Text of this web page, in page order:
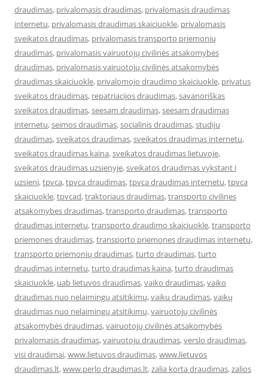
draudimas, privalomasis draudimas, privalomasis draudimas
internetu, privalomasis draudimas skaiciuokle, privalomasis
sveikatos draudimas, privalomasis transporto priemonių
draudimas, privalomasis vairuotojų civilinės atsakomybės
draudimas, privalomasis vairuotojų civilinės atsakomybės
draudimas skaiciuokle, privalomojo draudimo skaiciuokle, privatus
sveikatos draudimas, repatriacijos draudimas,savanoriškas
sveikatos draudimas,seesam draudimas,seesam draudimas
internetu,seimos draudimas,socialinis draudimas,studiju
draudimas,sveikatos draudimas,sveikatos draudimas internetu,
sveikatos draudimas kaina,sveikatos draudimas lietuvoje,
sveikatos draudimas uzsienyje,sveikatos draudimas vykstant i
uzsieni,tpvca,tpvca draudimas,tpvca draudimas internetu,tpvca
skaiciuokle,tpvcad,traktoriaus draudimas,transporto civilines
atsakomybes draudimas,transporto draudimas,transporto
draudimas internetu,transporto draudimo skaiciuokle,transporto
priemones draudimas,transporto priemones draudimas internetu,
transporto priemonių draudimas,turto draudimas,turto
draudimas internetu,turto draudimas kaina,turto draudimas
skaiciuokle, uab lietuvos draudimas,vaiko draudimas,vaiko
draudimas nuo nelaimingų atsitikimų,vaiku draudimas,vaikų
draudimas nuo nelaimingų atsitikimų,vairuotojų civilinės
atsakomybės draudimas,vairuotojų civilinės atsakomybės
privalomasis draudimas,vairuotoju draudimas,verslo draudimas,
visi draudimai,www.lietuvos draudimas,www.lietuvos
draudimas.lt,www.perlo draudimas.lt,zalia korta draudimas,zalios